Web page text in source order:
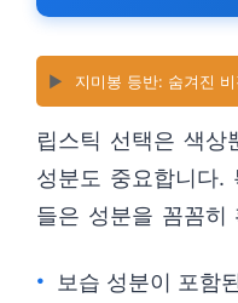
▶️ 지미봉 등반: 숨겨진
립스틱 선택은 색상
성분도 중요합니다.
들은 성분을 꼼꼼히
보습 성분이 포함